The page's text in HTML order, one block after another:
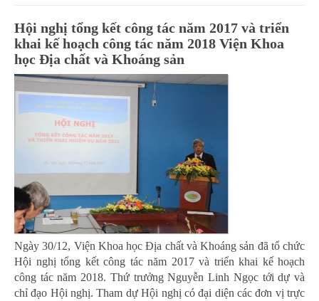
Hội nghị tổng kết công tác năm 2017 và triển
khai kế hoạch công tác năm 2018 Viện Khoa
học Địa chất và Khoáng sản
Ngày 30/12, Viện Khoa học Địa chất và Khoáng sản đã tổ chức
Hội nghị tổng kết công tác năm 2017 và triển khai kế hoạch
công tác năm 2018. Thứ trưởng Nguyễn Linh Ngọc tới dự và
chỉ đạo Hội nghị. Tham dự Hội nghị có đại diện các đơn vị trực